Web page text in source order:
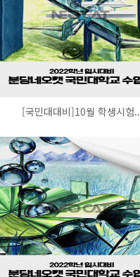
[국민대대비]10월 학생시험..